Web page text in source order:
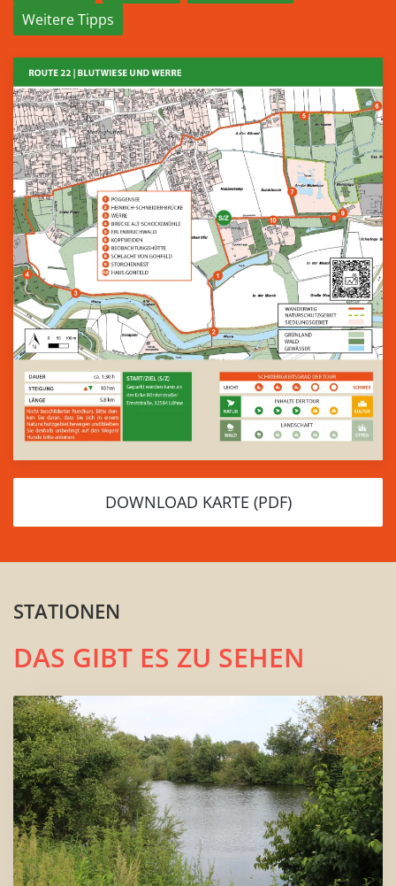
Weitere Tipps
DOWNLOAD KARTE (PDF)
STATIONEN
DAS GIBT ES ZU SEHEN